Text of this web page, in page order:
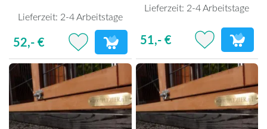
Lieferzeit: 2-4 Arbeitstage
52,- €
Lieferzeit: 2-4 Arbeitstage
51,- €